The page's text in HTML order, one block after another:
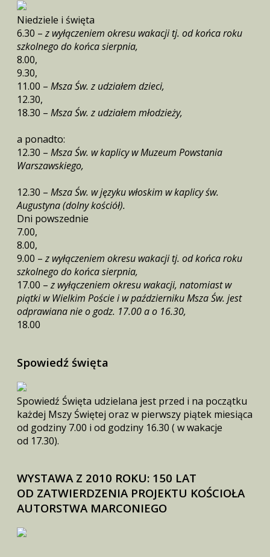
Niedziele i święta
6.30 –z wyłączeniem okresu wakacji tj. od końca roku
szkolnego do końca sierpnia,
8.00,
9.30,
11.00 – Msza Św. z udziałem dzieci,
12.30,
18.30 – Msza Św. z udziałem młodzieży,
a ponadto:
12.30 – Msza Św. w kaplicy w Muzeum Powstania
Warszawskiego,
12.30 – Msza Św. w języku włoskim w kaplicy św.
Augustyna (dolny kościół).
Dni powszednie
7.00,
8.00,
9.00 –z wyłączeniem okresu wakacji tj. od końca roku
szkolnego do końca sierpnia,
17.00 –z wyłączeniem okresu wakacji, natomiast w
piątki w Wielkim Poście i w październiku Msza Św. jest
odprawiana nie o godz. 17.00 a o 16.30,
18.00
Spowiedź święta
Spowiedź Święta udzielana jest przed i na początku
każdej Mszy Świętej oraz w pierwszy piątek miesiąca
od godziny 7.00 i od godziny 16.30 ( w wakacje
od 17.30).
WYSTAWA Z 2010 ROKU: 150 LAT
OD ZATWIERDZENIA PROJEKTU KOŚCIOŁA
AUTORSTWA MARCONIEGO